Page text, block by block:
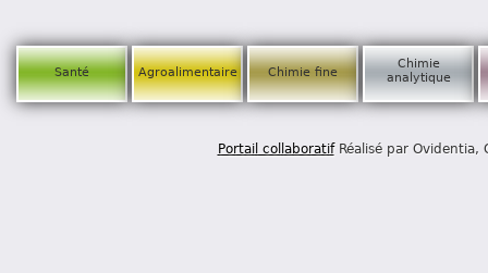
Santé Agroalimentaire Chimie fine
Chimie
analytique
Portail collaboratifRéalisé par Ovidentia,